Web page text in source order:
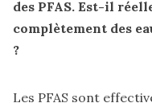
des PFAS. Est-il
complètement des
?
Les PFAS sont